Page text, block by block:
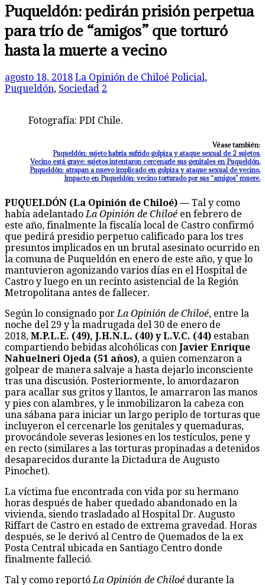
Puqueldón: pedirán prisión perpetua
para trío de “amigos” que torturó
hasta la muerte a vecino
agosto 18, 2018 La Opinión de Chiloé Policial,
Puqueldón, Sociedad 2
Fotografía: PDI Chile.
Véase también:
Puqueldón: sujeto habría sufrido golpiza y ataque sexual de 2 sujetos.
Vecino está grave: sujetos intentaron cercenarle sus genitales en Puqueldón.
Puqueldón: atrapan a nuevo implicado en golpiza y ataque sexual de vecino.
Impacto en Puqueldón: vecino torturado por sus “amigos” muere.
PUQUELDÓN (La Opinión de Chiloé) — Tal y como
había adelantado La Opinión de Chiloé en febrero de
este año, finalmente la fiscalía local de Castro confirmó
que pedirá presidio perpetuo calificado para los tres
presuntos implicados en un brutal asesinato ocurrido en
la comuna de Puqueldón en enero de este año, y que lo
mantuvieron agonizando varios días en el Hospital de
Castro y luego en un recinto asistencial de la Región
Metropolitana antes de fallecer.
Según lo consignado por La Opinión de Chiloé, entre la
noche del 29 y la madrugada del 30 de enero de
2018, M.P.L.E. (49), J.H.N.L. (40) y L.V.C. (44) estaban
compartiendo bebidas alcohólicas con Javier Enrique
Nahuelneri Ojeda (51 años), a quien comenzaron a
golpear de manera salvaje a hasta dejarlo inconsciente
tras una discusión. Posteriormente, lo amordazaron
para acallar sus gritos y llantos, le amarraron las manos
y pies con alambres, y le inmobilizaron la cabeza con
una sábana para iniciar un largo periplo de torturas que
incluyeron el cercenarle los genitales y quemaduras,
provocándole severas lesiones en los testículos, pene y
en recto (similares a las torturas propinadas a detenidos
desaparecidos durante la Dictadura de Augusto
Pinochet).
La víctima fue encontrada con vida por su hermano
horas después de haber quedado abandonado en la
vivienda, siendo trasladado al Hospital Dr. Augusto
Riffart de Castro en estado de extrema gravedad. Horas
después, se le derivó al Centro de Quemados de la ex
Posta Central ubicada en Santiago Centro donde
finalmente falleció.
Tal y como reportó La Opinión de Chiloé durante la